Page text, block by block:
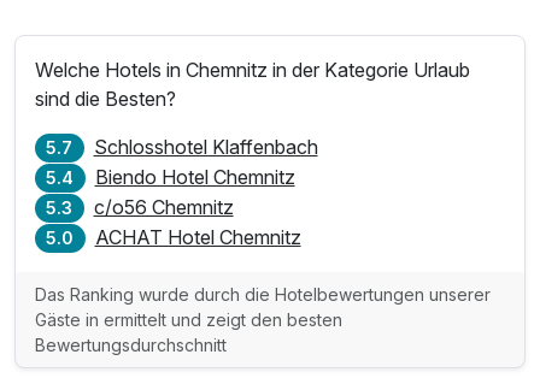
Welche Hotels in Chemnitz in der Kategorie Urlaub
sind die Besten?
5.7 Schlosshotel Klaffenbach
5.4 Biendo Hotel Chemnitz
5.3 c/o56 Chemnitz
5.0 ACHAT Hotel Chemnitz
Das Ranking wurde durch die Hotelbewertungen unserer
Gäste in ermittelt und zeigt den besten
Bewertungsdurchschnitt